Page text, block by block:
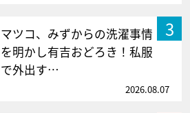
3
マツコ、みずからの洗濯事情
を明かし有吉おどろき！私服
で外出す…
2026.08.07